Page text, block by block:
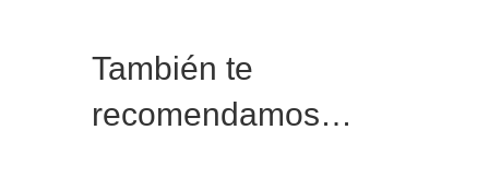
También te
recomendamos…